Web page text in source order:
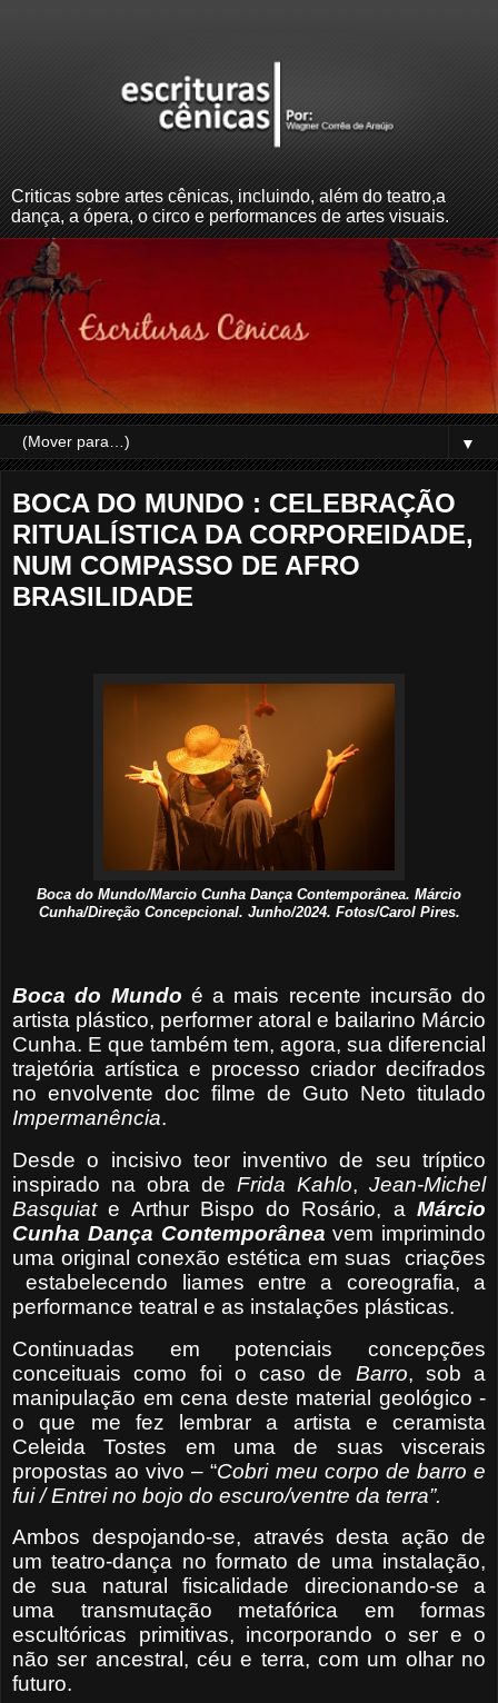
Criticas sobre artes cênicas, incluindo, além do teatro,a
dança, a ópera, o circo e performances de artes visuais.
▼
BOCA DO MUNDO : CELEBRAÇÃO
RITUALÍSTICA DA CORPOREIDADE,
NUM COMPASSO DE AFRO
BRASILIDADE
Boca do Mundo/Marcio Cunha Dança Contemporânea. Márcio
Cunha/Direção Concepcional. Junho/2024. Fotos/Carol Pires.
Boca do Mundo é a mais recente incursão do
artista plástico, performer atoral e bailarino Márcio
Cunha. E que também tem, agora, sua diferencial
trajetória artística e processo criador decifrados
no envolvente doc filme de Guto Neto titulado
Impermanência.
Desde o incisivo teor inventivo de seu tríptico
inspirado na obra de Frida Kahlo, Jean-Michel
Basquiate Arthur Bispo do Rosário, a Márcio
Cunha Dança Contemporânea vem imprimindo
uma original conexão estética em suas
criações
estabelecendo liames entre a coreografia, a
performance teatral e as instalações plásticas.
Continuadas em potenciais concepções
conceituais como foi o caso de Barro, sob a
manipulação em cena deste material geológico -
o que me fez lembrar a artista e ceramista
Celeida Tostes em uma de suas viscerais
propostas ao vivo – “Cobri meu corpo de barro e
fui / Entrei no bojo do escuro/ventre da terra”.
Ambos despojando-se, através desta ação de
um teatro-dança no formato de uma instalação,
de sua natural fisicalidade direcionando-se a
uma transmutação metafórica em formas
escultóricas primitivas, incorporando o ser e o
não ser ancestral, céu e terra, com um olhar no
futuro.